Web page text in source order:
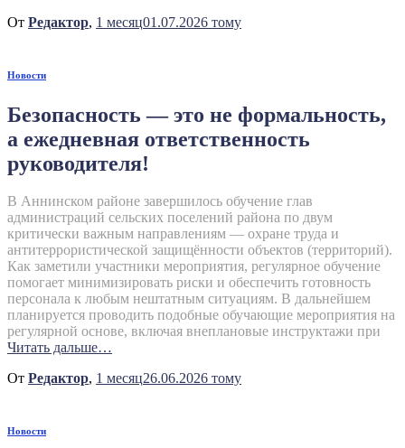
От Редактор, 1 месяц01.07.2026 тому
Новости
Безопасность — это не формальность,
а ежедневная ответственность
руководителя!
В Аннинском районе завершилось обучение глав
администраций сельских поселений района по двум
критически важным направлениям — охране труда и
антитеррористической защищённости объектов (территорий).
Как заметили участники мероприятия, регулярное обучение
помогает минимизировать риски и обеспечить готовность
персонала к любым нештатным ситуациям. В дальнейшем
планируется проводить подобные обучающие мероприятия на
регулярной основе, включая внеплановые инструктажи при
Читать дальше…
От Редактор, 1 месяц26.06.2026 тому
Новости